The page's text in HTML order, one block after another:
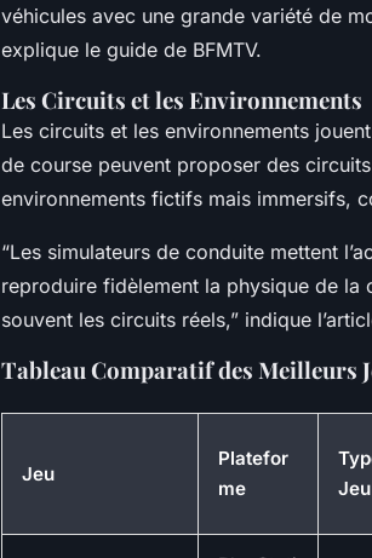
véhicules avec une grande variété de
explique le guide de BFMTV.
Les Circuits et les Environnements
Les circuits et les environnements
de course peuvent proposer des
environnements fictifs mais immersifs,
“Les simulateurs de conduite mettent
reproduire fidèlement la physique de
souvent les circuits réels,” indique
Tableau Comparatif des Meilleurs
Jeu
Platefor
me
Jeu